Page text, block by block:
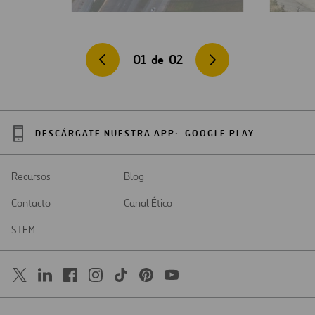
01 de 02
DESCÁRGATE NUESTRA APP: GOOGLE PLAY
Recursos
Blog
Contacto
Canal Ético
STEM